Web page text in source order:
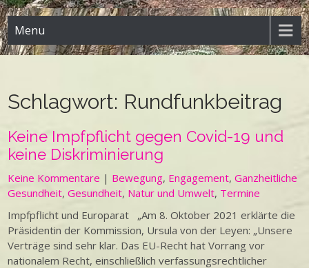
Menu
Schlagwort: Rundfunkbeitrag
Keine Impfpflicht gegen Covid-19 und
keine Diskriminierung
Keine Kommentare | Bewegung, Engagement,Ganzheitliche
Gesundheit,Gesundheit, Natur und Umwelt, Termine
Impfpflicht und Europarat „Am 8. Oktober 2021 erklärte die
Präsidentin der Kommission, Ursula von der Leyen: „Unsere
Verträge sind sehr klar. Das EU-Recht hat Vorrang vor
nationalem Recht, einschließlich verfassungsrechtlicher